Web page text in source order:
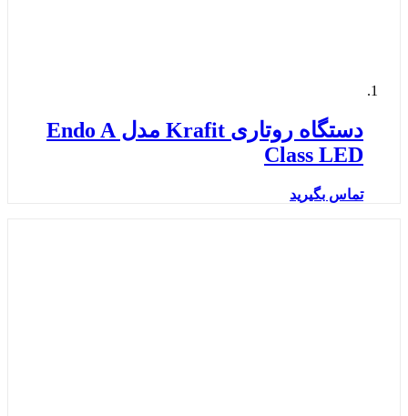
دستگاه روتاری Krafit مدل Endo A
Class LED
تماس بگیرید